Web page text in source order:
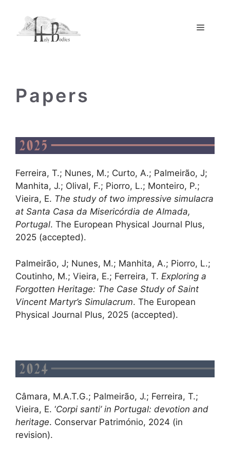
content
Menu
Papers
Ferreira, T.; Nunes, M.; Curto, A.; Palmeirão, J;
Manhita, J.; Olival, F.; Piorro, L.; Monteiro, P.;
Vieira, E. The study of two impressive simulacra
at Santa Casa da Misericórdia de Almada,
Portugal. The European Physical Journal Plus,
2025 (accepted).
Palmeirão, J; Nunes, M.; Manhita, A.; Piorro, L.;
Coutinho, M.; Vieira, E.; Ferreira, T. Exploring a
Forgotten Heritage: The Case Study of Saint
Vincent Martyr’s Simulacrum. The European
Physical Journal Plus, 2025 (accepted).
Câmara, M.A.T.G.; Palmeirão, J.; Ferreira, T.;
Vieira, E. ‘Corpi santi’ in Portugal: devotion and
heritage. Conservar Património, 2024 (in
revision).